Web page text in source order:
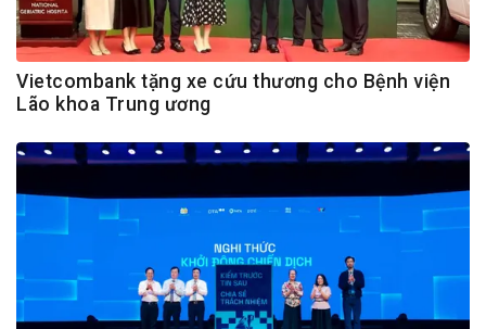
Vietcombank tặng xe cứu thương cho Bệnh viện
Lão khoa Trung ương